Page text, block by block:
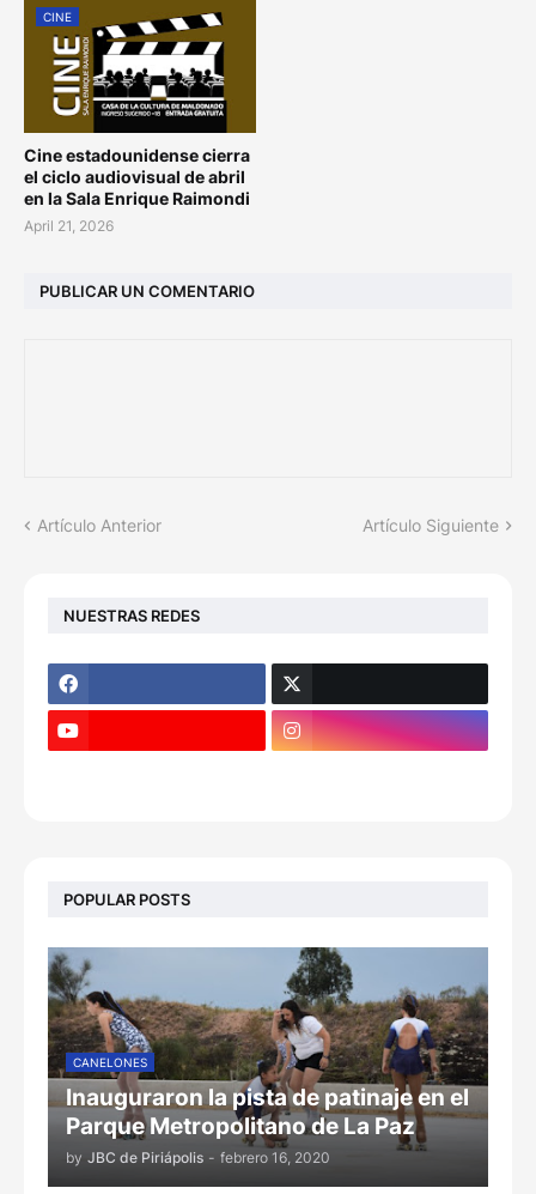
CINE
Cine estadounidense cierra
el ciclo audiovisual de abril
en la Sala Enrique Raimondi
April 21, 2026
PUBLICAR UN COMENTARIO
Artículo Anterior Artículo Siguiente
NUESTRAS REDES
POPULAR POSTS
CANELONES
Inauguraron la pista de patinaje en el
Parque Metropolitano de La Paz
by JBC de Piriápolis - febrero 16, 2020